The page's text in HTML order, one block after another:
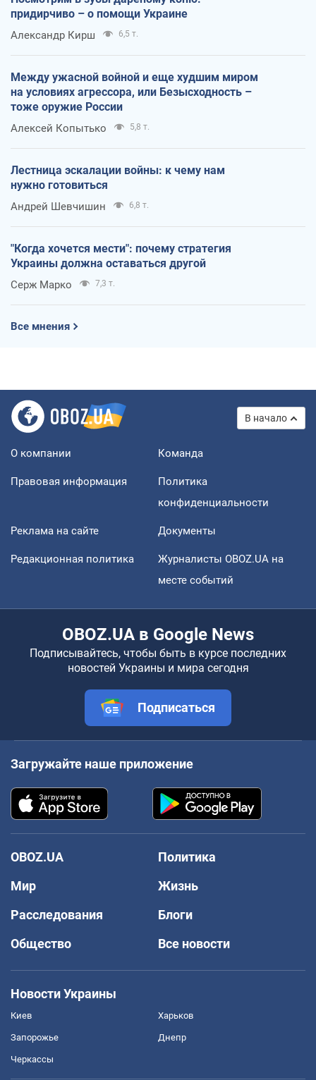
придирчиво – о помощи Украине
Александр Кирш 6,5 т.
Между ужасной войной и еще худшим миром
на условиях агрессора, или Безысходность –
тоже оружие России
Алексей Копытько 5,8 т.
Лестница эскалации войны: к чему нам
нужно готовиться
Андрей Шевчишин 6,8 т.
"Когда хочется мести": почему стратегия
Украины должна оставаться другой
Серж Марко 7,3 т.
Все мнения
В начало
О компании Команда
Правовая информация
Политика
конфиденциальности
Реклама на сайте Документы
Редакционная политика
Журналисты OBOZ.UA на
месте событий
OBOZ.UA в Google News
Подписывайтесь, чтобы быть в курсе последних
новостей Украины и мира сегодня
Подписаться
Загружайте наше приложение
OBOZ.UA
Политика
Мир
Жизнь
Расследования
Блоги
Общество
Все новости
Новости Украины
Киев Харьков
Запорожье Днепр
Черкассы